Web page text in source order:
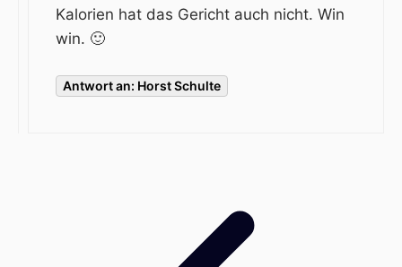
Kalorien hat das Gericht auch nicht. Win
win. 🙂
Antwort an: Horst Schulte